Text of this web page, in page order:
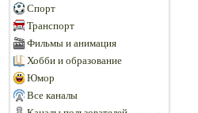
Спорт
Транспорт
Фильмы и анимация
Хобби и образование
Юмор
Все каналы